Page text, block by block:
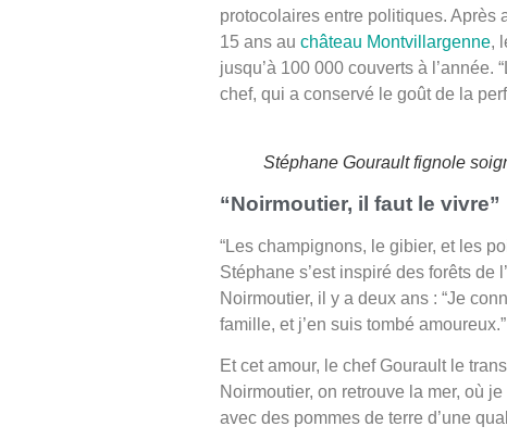
protocolaires entre politiques. Après
15 ans au château Montvillargenne,
jusqu’à 100 000 couverts à l’année.
chef, qui a conservé le goût de la
Stéphane Gourault fignole
“Noirmoutier, il faut le vivre”
“Les champignons, le gibier, et les
Stéphane s’est inspiré des forêts de
Noirmoutier, il y a deux ans : “Je
famille, et j’en suis tombé amoureux.”
Et cet amour, le chef Gourault le
Noirmoutier, on retrouve la mer, où
avec des pommes de terre d’une